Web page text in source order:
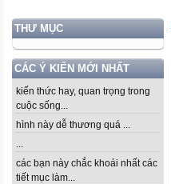
THƯ MỤC
CÁC Ý KIẾN MỚI NHẤT
kiến thức hay, quan trọng trong
cuộc sống...
hình này dễ thương quá ...
...
các bạn này chắc khoái nhất các
tiết mục làm...